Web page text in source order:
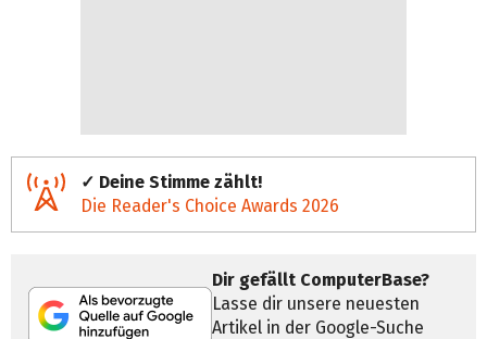
✓ Deine Stimme zählt!
Die Reader's Choice Awards 2026
Dir gefällt ComputerBase?
Lasse dir unsere neuesten
Artikel in der Google-Suche